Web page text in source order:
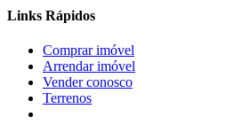
Links Rápidos
Comprar imóvel
Arrendar imóvel
Vender conosco
Terrenos